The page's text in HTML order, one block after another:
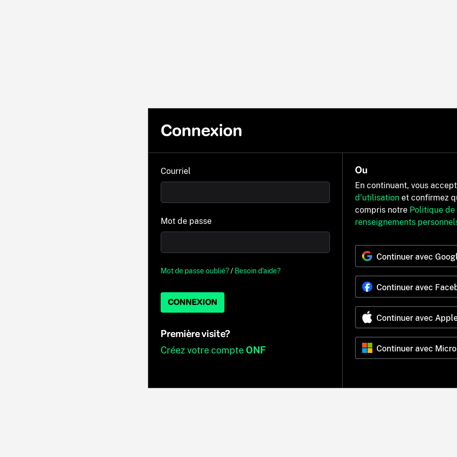
Connexion
Courriel
Mot de passe
Mot de passe oublié?/ Besoin d'aide?
CONNEXION
Première visite?
Créez votre compteONF
Ou
En continuant, vous
d'utilisation et confirmez
compris notre Politique
renseignements
Continuer avec
Continuer avec
Continuer avec
Continuer avec